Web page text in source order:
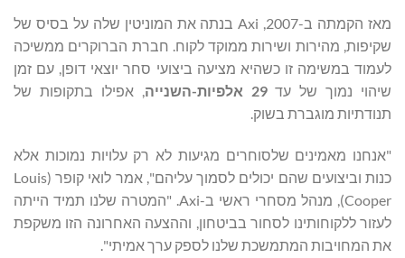
מאז הקמתה ב-2007, Axi בנתה את המוניטין שלה על בסיס של
שקיפות, מהירות ושירות ממוקד לקוח. חברת הברוקרים ממשיכה
לעמוד במשימה זו כשהיא מציעה ביצועי סחר יוצאי דופן, עם זמן
שיהוי נמוך של עד29 אלפיות-השנייה
, אפילו בתקופות של
תנודתיות מוגברת בשוק.
"אנחנו מאמינים שלסוחרים מגיעות לא רק עלויות נמוכות אלא
כנות וביצועים שהם יכולים לסמוך עליהם", אמר לואי קופר (Louis
Cooper), מנהל מסחרי ראשי ב-Axi. "המטרה שלנו תמיד הייתה
לעזור ללקוחותינו לסחור בביטחון, וההצעה האחרונה הזו משקפת
את המחויבות המתמשכת שלנו לספק ערך אמיתי".